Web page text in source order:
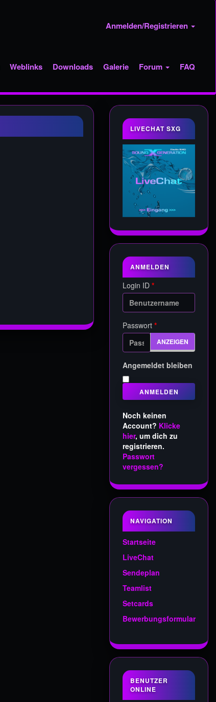
Anmelden/Registrieren
Weblinks Downloads Galerie Forum FAQ
LIVECHAT SXG
ANMELDEN
Login ID *
Passwort *
ANZEIGEN
Angemeldet bleiben
ANMELDEN
Noch keinen
Account? Klicke
hier, um dich zu
registrieren.
Passwort
vergessen?
NAVIGATION
Startseite
LiveChat
Sendeplan
Teamlist
Setcards
Bewerbungsformular
BENUTZER
ONLINE